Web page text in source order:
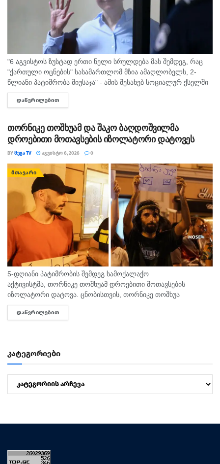
"6 აგვისტოს ზუსტად ერთი წელი სრულდება მას შემდეგ, რაც
"ქართული ოცნების" სასამართლომ მზია ამაღლობელს, 2-
წლიანი პატიმრობა მიუსაჯა" - ამის შესახებ სოციალურ ქსელში
"მედიის ადვოკატირების კოალიცია" წერს და დაკავებულ
ჟურნალისტს სოლიდარობას უცხადებს. ორგანიზაცია...
ᲓᲐᲬᲕᲠᲘᲚᲔᲑᲘᲗ
თორნიკე თოშხუამ და შაკო ბაღდოშვილმა
დროებითი მოთავსების იზოლატორი დატოვეს
BYᲛᲔᲒᲐ TV ᲐᲒᲕᲘᲡᲢᲝ 6, 2026 0
ᲛᲗᲐᲕᲐᲠᲘ
5-დღიანი პატიმრობის შემდეგ სამოქალაქო
აქტივისტმა, თორნიკე თოშხუამ დროებითი მოთავსების
იზოლატორი დატოვა. ცნობისთვის, თორნიკე თოშხუა
პოლიციამ 31 ივლისს, თბილისის საკრებულოსთან
დააკავა. მას ხელში ეკავა ბანერი "ბიძინა ყ - არაა/არის?".
ᲓᲐᲬᲕᲠᲘᲚᲔᲑᲘᲗ
კატეგორიები
კატეგორიები